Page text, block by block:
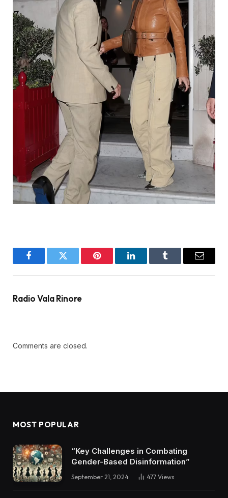
FacebookTwitter Pinterest LinkedInTumblr Email
Radio Vala Rinore
Comments are closed.
MOST POPULAR
“Key Challenges in Combating
Gender-Based Disinformation”
September 21, 2024 477 Views